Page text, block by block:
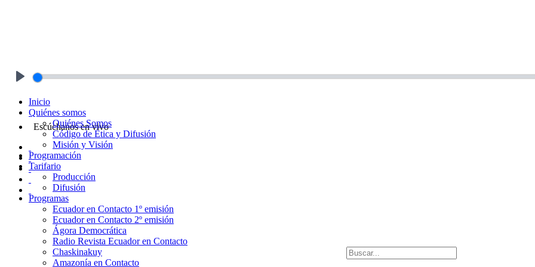
Escúchanos en vivo
Inicio
Quiénes somos
Quiénes Somos
Código de Ética y Difusión
Misión y Visión
Programación
Tarifario
Producción
Difusión
Programas
Ecuador en Contacto 1º emisión
Ecuador en Contacto 2º emisión
Ágora Democrática
Radio Revista Ecuador en Contacto
Chaskinakuy
Amazonía en Contacto